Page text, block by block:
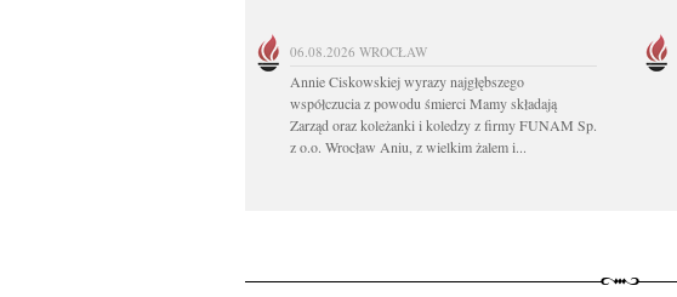
06.08.2026 WROCŁAW
Annie Ciskowskiej wyrazy najgłębszego
współczucia z powodu śmierci Mamy składają
Zarząd oraz koleżanki i koledzy z firmy FUNAM Sp.
z o.o. Wrocław Aniu, z wielkim żalem i...